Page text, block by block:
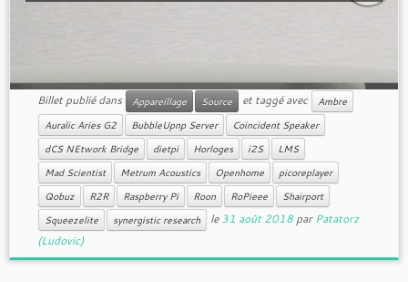
Billet publié dans Appareillage Source et taggé avec
Ambre
Auralic Aries G2
BubbleUpnp Server
Coincident Speaker
dCS NEtwork Bridge
dietpi Horloges i2S
LMS
Mad Scientist
Metrum Acoustics Openhome
picoreplayer
Qobuz
R2R Raspberry Pi Roon RoPieee
Shairport
Squeezelite
synergistic research le31 août 2018 parPatatorz
(Ludovic)